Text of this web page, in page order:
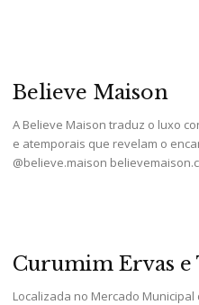
Believe Maison
A Believe Maison traduz o luxo
e atemporais que revelam o
@believe.maison
Curumim Ervas e
Localizada no Mercado